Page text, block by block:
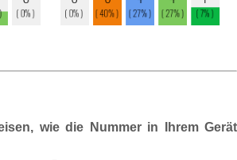
wie die Nummer in Ihrem Gerät